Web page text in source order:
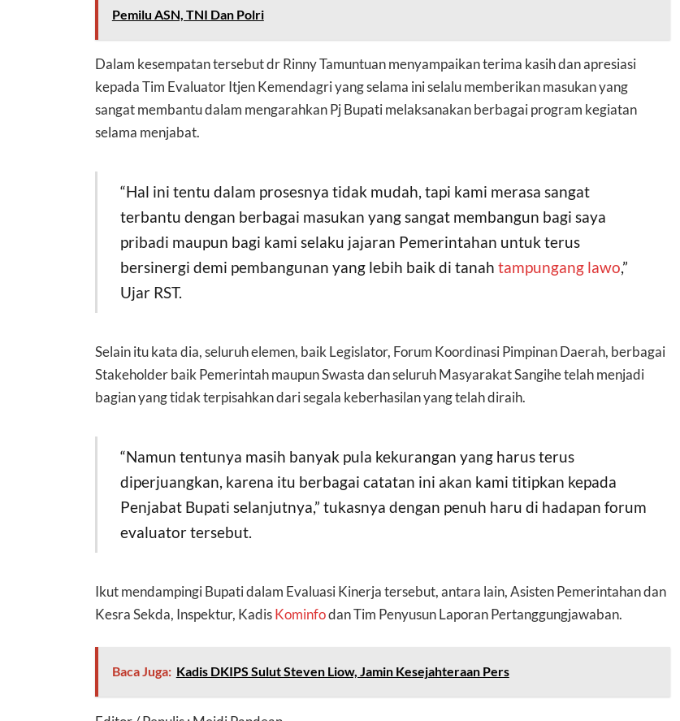
Pemilu ASN, TNI Dan Polri
Dalam kesempatan tersebut dr Rinny Tamuntuan menyampaikan terima kasih dan apresiasi
kepada Tim Evaluator Itjen Kemendagri yang selama ini selalu memberikan masukan yang
sangat membantu dalam mengarahkan Pj Bupati melaksanakan berbagai program kegiatan
selama menjabat.
“Hal ini tentu dalam prosesnya tidak mudah, tapi kami merasa sangat
terbantu dengan berbagai masukan yang sangat membangun bagi saya
pribadi maupun bagi kami selaku jajaran Pemerintahan untuk terus
bersinergi demi pembangunan yang lebih baik di tanahtampungang lawo,”
Ujar RST.
Selain itu kata dia, seluruh elemen, baik Legislator, Forum Koordinasi Pimpinan Daerah, berbagai
Stakeholder baik Pemerintah maupun Swasta dan seluruh Masyarakat Sangihe telah menjadi
bagian yang tidak terpisahkan dari segala keberhasilan yang telah diraih.
“Namun tentunya masih banyak pula kekurangan yang harus terus
diperjuangkan, karena itu berbagai catatan ini akan kami titipkan kepada
Penjabat Bupati selanjutnya,” tukasnya dengan penuh haru di hadapan forum
evaluator tersebut.
Ikut mendampingi Bupati dalam Evaluasi Kinerja tersebut, antara lain, Asisten Pemerintahan dan
Kesra Sekda, Inspektur, Kadis Kominfodan Tim Penyusun Laporan Pertanggungjawaban.
Baca Juga: Kadis DKIPS Sulut Steven Liow, Jamin Kesejahteraan Pers